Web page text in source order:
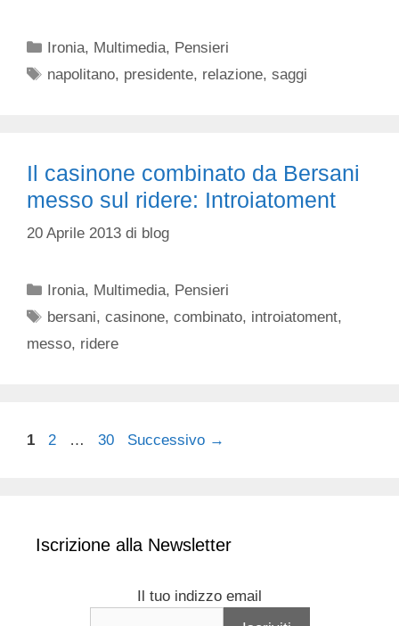
Categorie
Ironia, Multimedia, Pensieri
Tag
napolitano, presidente, relazione,saggi
Il casinone combinato da Bersani
messo sul ridere: Introiatoment
20 Aprile 2013 di blog
Categorie
Ironia, Multimedia, Pensieri
Tag
bersani,casinone,combinato, introiatoment,
messo, ridere
Pagina
1 Pagina
2 … Pagina
30 Successivo →
Iscrizione alla Newsletter
Il tuo indizzo email